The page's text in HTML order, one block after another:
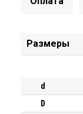
Размеры
d
D